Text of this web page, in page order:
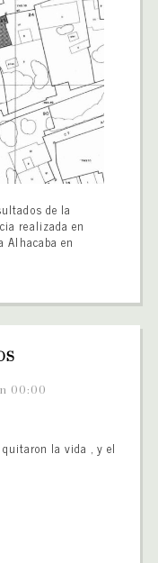
de la
realizada en
Alhacaba en
00:00
la vida , y el